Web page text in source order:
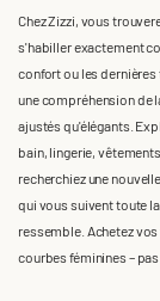
Chez Zizzi, vous
s'habiller exactement
confort ou les
une compréhension de
ajustés qu'élégants.
bain, lingerie,
recherchiez une
qui vous suivent toute
ressemble. Achetez
courbes féminines –